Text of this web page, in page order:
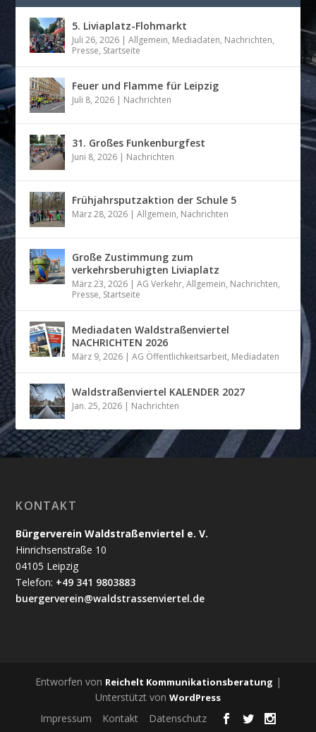
5. Liviaplatz-Flohmarkt
Juli 26, 2026 |Allgemein, Mediadaten, Nachrichten,
Presse, Startseite
Feuer und Flamme für Leipzig
Juli 8, 2026 | Nachrichten
31. Großes Funkenburgfest
Juni 8, 2026 | Nachrichten
Frühjahrsputzaktion der Schule 5
März 28, 2026 |Allgemein, Nachrichten
Große Zustimmung zum
verkehrsberuhigten Liviaplatz
März 23, 2026 |AG Verkehr,Allgemein, Nachrichten,
Presse, Startseite
Mediadaten Waldstraßenviertel
NACHRICHTEN 2026
März 9, 2026 |AG Öffentlichkeitsarbeit, Mediadaten
Waldstraßenviertel KALENDER 2027
Jan. 25, 2026 | Nachrichten
KONTAKT
Bürgerverein Waldstraßenviertel e. V.
Hinrichsenstraße 10
04105 Leipzig
Telefon: +49 341 9803883
buergerverein@waldstrassenviertel.de
Entworfen von Reichelt Kommunikationsberatung |
Unterstützt von WordPress
Impressum Kontakt Datenschutz